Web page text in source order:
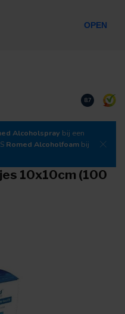
Download
8.7
Alcoholspray bij een
Romed Alcoholfoam bij
10x10cm (100
OPEN